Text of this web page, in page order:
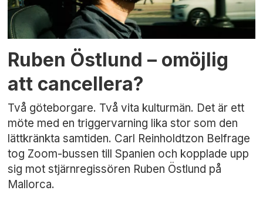
Ruben Östlund – omöjlig
att cancellera?
Två göteborgare. Två vita kulturmän. Det är ett
möte med en triggervarning lika stor som den
lättkränkta samtiden. Carl Reinholdtzon Belfrage
tog Zoom-bussen till Spanien och kopplade upp
sig mot stjärnregissören Ruben Östlund på
Mallorca.